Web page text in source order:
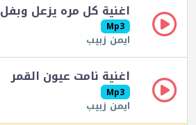
اغنية كل مره يزعل وبفل
Mp3
ايمن زبيب
اغنية نامت عيون القمر
Mp3
ايمن زبيب